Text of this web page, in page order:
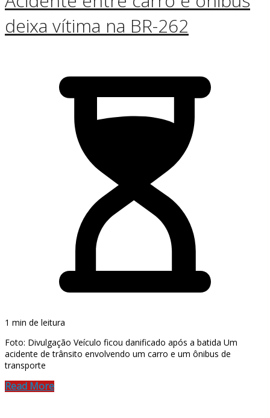
deixa vítima na BR-262
1 min de leitura
Foto: Divulgação Veículo ficou danificado após a batida Um
acidente de trânsito envolvendo um carro e um ônibus de
transporte
Read More